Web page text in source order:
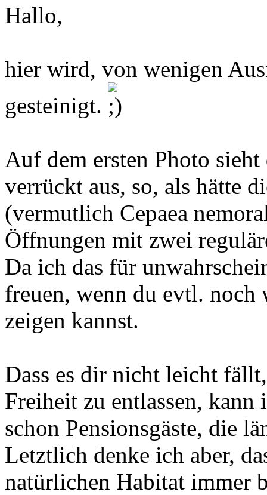
Hallo,
hier wird, von wenigen
gesteinigt.
Auf dem ersten Photo
verrückt aus, so, als hätte
(vermutlich Cepaea
Öffnungen mit zwei
Da ich das für
freuen, wenn du evtl. noch
zeigen kannst.
Dass es dir nicht leicht
Freiheit zu entlassen, kann
schon Pensionsgäste, die
Letztlich denke ich aber,
natürlichen Habitat immer